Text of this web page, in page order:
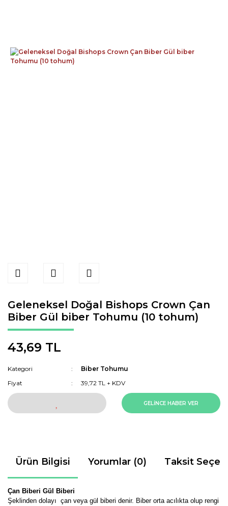
Geleneksel Doğal Bishops Crown Çan
Biber Gül biber Tohumu (10 tohum)
43,69 TL
Kategori
Biber Tohumu
Fiyat
39,72 TL + KDV
GELİNCE HABER VER
Ürün Bilgisi Yorumlar (0) Taksit
Çan Biberi Gül Biberi
Şeklinden dolayı çan veya gül biberi denir. Biber orta acılıkta olup rengi